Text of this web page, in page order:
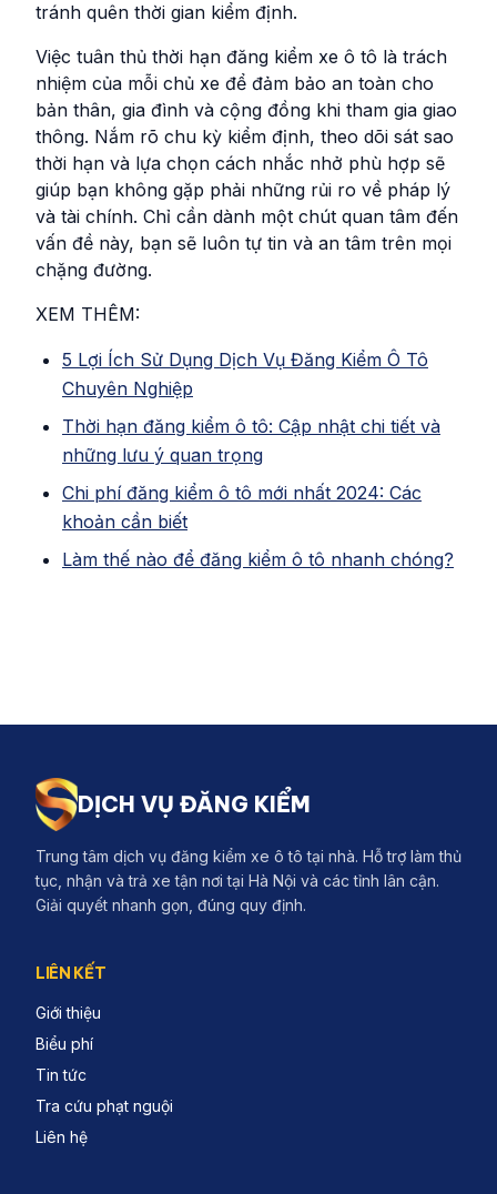
tránh quên thời gian kiểm định.
Việc tuân thủ thời hạn đăng kiểm xe ô tô là trách
nhiệm của mỗi chủ xe để đảm bảo an toàn cho
bản thân, gia đình và cộng đồng khi tham gia giao
thông. Nắm rõ chu kỳ kiểm định, theo dõi sát sao
thời hạn và lựa chọn cách nhắc nhở phù hợp sẽ
giúp bạn không gặp phải những rủi ro về pháp lý
và tài chính. Chỉ cần dành một chút quan tâm đến
vấn đề này, bạn sẽ luôn tự tin và an tâm trên mọi
chặng đường.
XEM THÊM:
5 Lợi Ích Sử Dụng Dịch Vụ Đăng Kiểm Ô Tô
Chuyên Nghiệp
Thời hạn đăng kiểm ô tô: Cập nhật chi tiết và
những lưu ý quan trọng
Chi phí đăng kiểm ô tô mới nhất 2024: Các
khoản cần biết
Làm thế nào để đăng kiểm ô tô nhanh chóng?
DỊCH VỤ ĐĂNG KIỂM
Trung tâm dịch vụ đăng kiểm xe ô tô tại nhà. Hỗ trợ làm thủ
tục, nhận và trả xe tận nơi tại Hà Nội và các tỉnh lân cận.
Giải quyết nhanh gọn, đúng quy định.
LIÊN KẾT
Giới thiệu
Biểu phí
Tin tức
Tra cứu phạt nguội
Liên hệ